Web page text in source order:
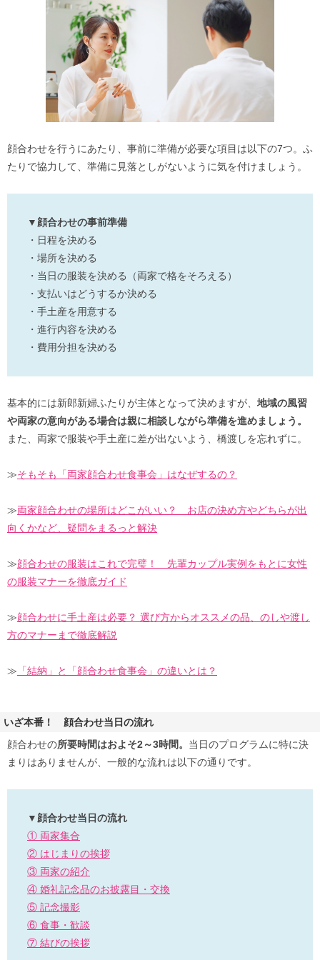
顔合わせを行うにあたり、事前に準備が必要な項目は以下の7つ。ふ
たりで協力して、準備に見落としがないように気を付けましょう。
▼顔合わせの事前準備
・日程を決める
・場所を決める
・当日の服装を決める（両家で格をそろえる）
・支払いはどうするか決める
・手土産を用意する
・進行内容を決める
・費用分担を決める
基本的には新郎新婦ふたりが主体となって決めますが、 地域の風習
や両家の意向がある場合は親に相談しながら準備を進めましょう。
また、両家で服装や手土産に差が出ないよう、橋渡しを忘れずに。
≫そもそも「両家顔合わせ食事会」はなぜするの？
≫両家顔合わせの場所はどこがいい？ お店の決め方やどちらが出
向くかなど、疑問をまるっと解決
≫顔合わせの服装はこれで完璧！ 先輩カップル実例をもとに女性
の服装マナーを徹底ガイド
≫顔合わせに手土産は必要？ 選び方からオススメの品、のしや渡し
方のマナーまで徹底解説
≫ 「結納」と「顔合わせ食事会」の違いとは？
いざ本番！ 顔合わせ当日の流れ
顔合わせの所要時間はおよそ2～3時間。 当日のプログラムに特に決
まりはありませんが、一般的な流れは以下の通りです。
▼顔合わせ当日の流れ
① 両家集合
② はじまりの挨拶
③ 両家の紹介
④ 婚礼記念品のお披露目・交換
⑤ 記念撮影
⑥ 食事・歓談
⑦ 結びの挨拶